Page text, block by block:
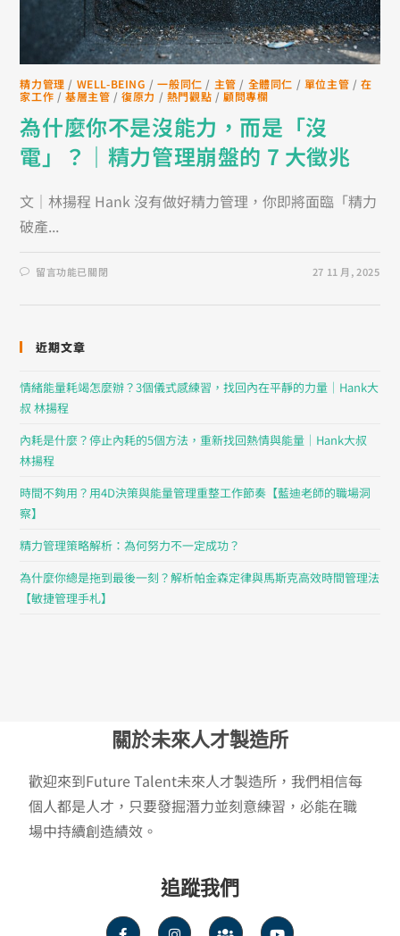
精力管理 / WELL-BEING /一般同仁 / 主管 / 全體同仁 / 單位主管 /在
家工作 /基層主管 /復原力 / 熱門觀點 /顧問專欄
為什麼你不是沒能力，而是「沒
電」？｜精力管理崩盤的 7 大徵兆
文｜林揚程 Hank 沒有做好精力管理，你即將面臨「精力
破產...
留言功能已關閉 27 11 月, 2025
近期文章
情緒能量耗竭怎麼辦？3個儀式感練習，找回內在平靜的力量｜Hank大
叔 林揚程
內耗是什麼？停止內耗的5個方法，重新找回熱情與能量｜Hank大叔
林揚程
時間不夠用？用4D決策與能量管理重整工作節奏【藍迪老師的職場洞
察】
精力管理策略解析：為何努力不一定成功？
為什麼你總是拖到最後一刻？解析帕金森定律與馬斯克高效時間管理法
【敏捷管理手札】
關於未來人才製造所
歡迎來到Future Talent未來人才製造所，我們相信每
個人都是人才，只要發掘潛力並刻意練習，必能在職
場中持續創造績效。
追蹤我們